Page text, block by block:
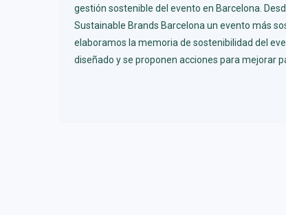
gestión sostenible del evento en Barcelona .
Sustainable Brands Barcelona un evento más
elaboramos la memoria de sostenibilidad del
diseñado y se proponen acciones para mejorar